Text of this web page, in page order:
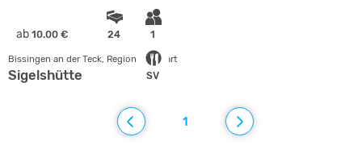
ab 10.00 € 24 1
SV
Bissingen an der Teck, Region Stuttgart
Sigelshütte
1